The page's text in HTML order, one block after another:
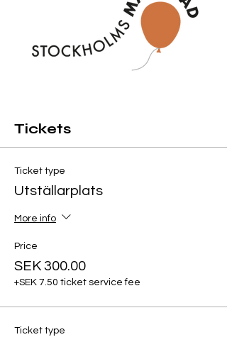
Tickets
Ticket type
Utställarplats
More info
Price
SEK 300.00
+SEK 7.50 ticket service fee
Ticket type